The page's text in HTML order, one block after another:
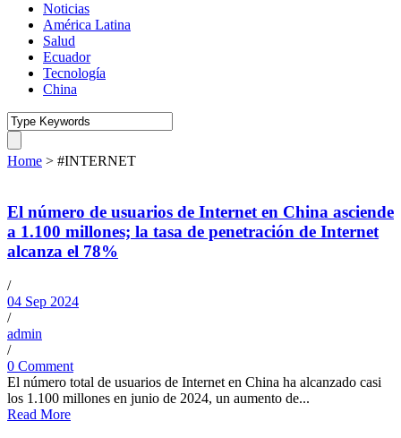
Noticias
América Latina
Salud
Ecuador
Tecnología
China
Home > #INTERNET
El número de usuarios de Internet en China asciende
a 1.100 millones; la tasa de penetración de Internet
alcanza el 78%
/
04 Sep 2024
/
admin
/
0 Comment
El número total de usuarios de Internet en China ha alcanzado casi
los 1.100 millones en junio de 2024, un aumento de...
Read More